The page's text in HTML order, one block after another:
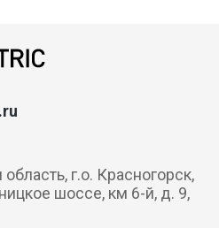
г.о. Красногорск,
шоссе, км 6-й, д. 9,